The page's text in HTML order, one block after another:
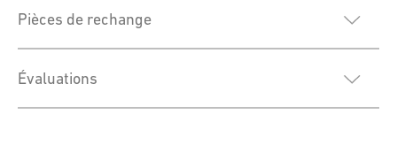
Pièces de rechange
Évaluations